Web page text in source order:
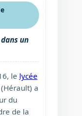
un
le lycée
a
du
de la